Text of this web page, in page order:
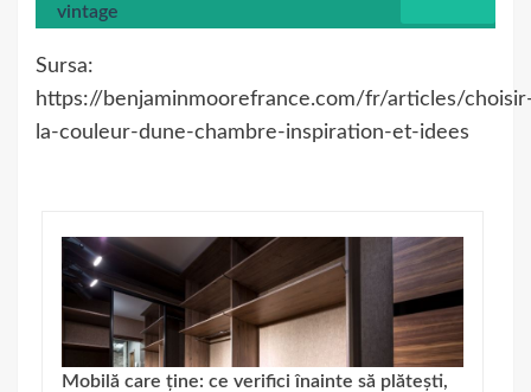
vintage
Sursa:
https://benjaminmoorefrance.com/fr/articles/
la-couleur-dune-chambre-inspiration-et-idees
Mobilă care ține: ce verifici înainte să plătești,